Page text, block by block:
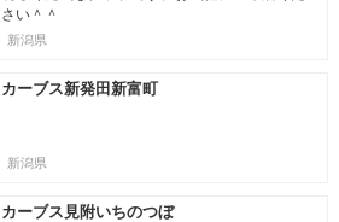
さい＾＾
新潟県
カーブス新発田新富町
新潟県
カーブス見附いちのつぼ